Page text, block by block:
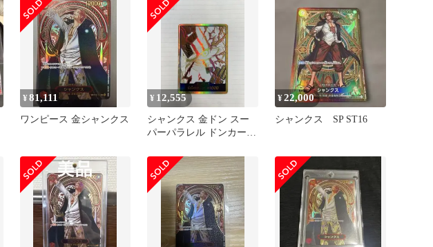
¥81,111
ワンピース 金シャンクス
¥ 12,555
シャンクス 金ドン スー
パーパラレル ドンカード
¥22,000
シャンクス SP ST16